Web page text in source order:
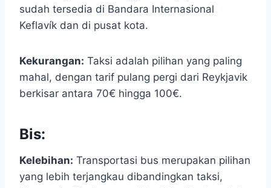
sudah tersedia di Bandara Internasional
Keflavík dan di pusat kota.
Kekurangan: Taksi adalah pilihan yang paling
mahal, dengan tarif pulang pergi dari Reykjavik
berkisar antara 70€ hingga 100€.
Bis:
Kelebihan: Transportasi bus merupakan pilihan
yang lebih terjangkau dibandingkan taksi,